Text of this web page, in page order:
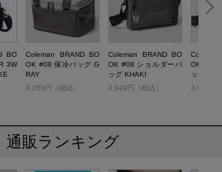
BO
3W
Coleman BRAND BO
OK #08 保冷バッグ G
RAY
4,059円（税込）
Coleman BRAND BO
OK #08 ショルダーバ
ッグ KHAKI
3,949円（税込）
OK #08
ッグ
3,949円
通販ランキング